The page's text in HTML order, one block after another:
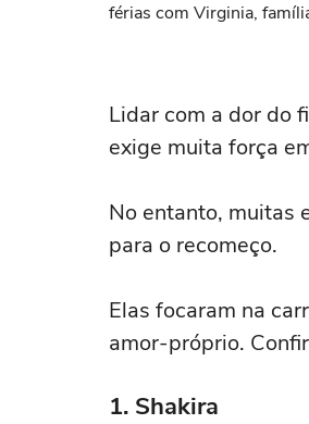
férias com Virginia,
Lidar com a dor do
exige muita força
No entanto, muitas
para o recomeço.
Elas focaram na
amor-próprio.
1. Shakira